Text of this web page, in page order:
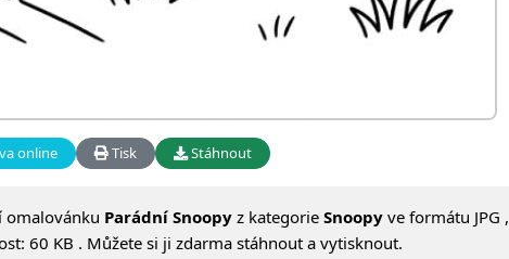
online Tisk Stáhnout
omalovánku Parádní Snoopyz kategorie Snoopyve formátu JPG ,
60 KB . Můžete si ji zdarma stáhnout a vytisknout.